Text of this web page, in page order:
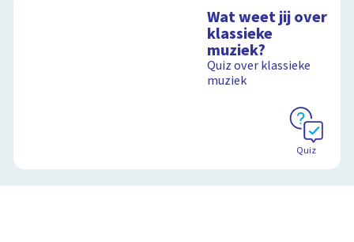
Wat weet jij over
klassieke
muziek?
Quiz over klassieke
muziek
Quiz